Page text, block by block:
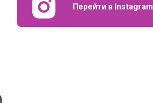
Перейти в Instagram